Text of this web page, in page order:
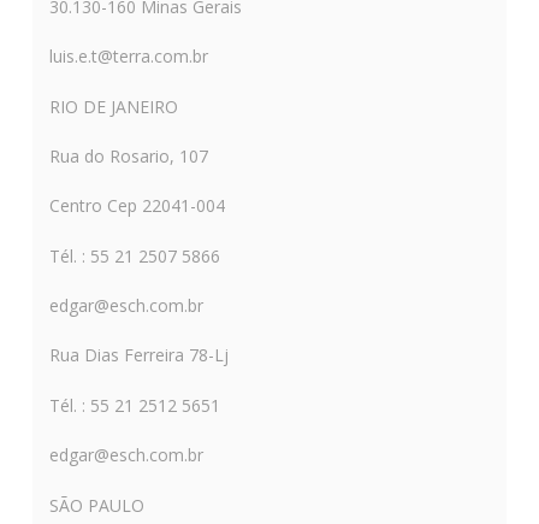
30.130-160 Minas Gerais
luis.e.t@terra.com.br
RIO DE JANEIRO
Rua do Rosario, 107
Centro Cep 22041-004
Tél. : 55 21 2507 5866
edgar@esch.com.br
Rua Dias Ferreira 78-Lj
Tél. : 55 21 2512 5651
edgar@esch.com.br
SÃO PAULO